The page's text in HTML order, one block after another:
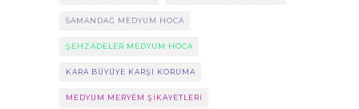
SAMANDAĞ MEDYUM HOCA
ŞEHZADELER MEDYUM HOCA
KARA BÜYÜYE KARŞI KORUMA
MEDYUM MERYEM ŞIKAYETLERI